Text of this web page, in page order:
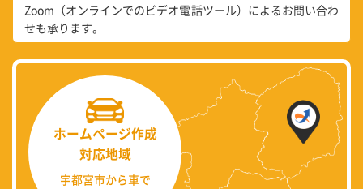
Zoom（オンラインでのビデオ電話ツール）によるお問い合わ
せも承ります。
ホームページ作成
対応地域
宇都宮市から車で